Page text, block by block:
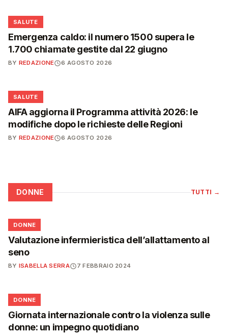
❤️
SALUTE
Emergenza caldo: il numero 1500 supera le
1.700 chiamate gestite dal 22 giugno
BY REDAZIONE 6 AGOSTO 2026
❤️
SALUTE
AIFA aggiorna il Programma attività 2026: le
modifiche dopo le richieste delle Regioni
BY REDAZIONE 6 AGOSTO 2026
DONNE TUTTI →
🌸
DONNE
Valutazione infermieristica dell’allattamento al
seno
BY ISABELLA SERRA 7 FEBBRAIO 2024
🌸
DONNE
Giornata internazionale contro la violenza sulle
donne: un impegno quotidiano